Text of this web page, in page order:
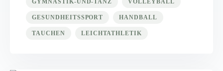
GESUNDHEITSSPORT HANDBALL
TAUCHEN LEICHTATHLETIK